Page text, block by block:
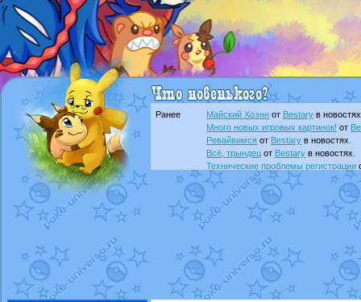
Ранее Майский Хоэнн от Bestary в
Много новых игровых картинок! от
Ревайвимся от Bestary в новостях.
Всё, трындец от Bestary в новостях.
Технические проблемы регистрации
доброе утро славянеот Dakkuв
Йолда и Мимикьюот MavisNyanCat
Недовольный котомангуст
от
The Dark Wishmakerот Randomon в
в
ilovearceus
Raging Boltот GraceDaFox
в
Shadow mismagius от
в
художник
от vicavica в фанарте.